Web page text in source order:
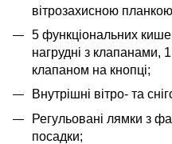
вітрозахисною
5 функціональних
нагрудні з клапанами,
клапаном на кнопці;
Внутрішні вітро- та
Регульовані лямки з
посадки;